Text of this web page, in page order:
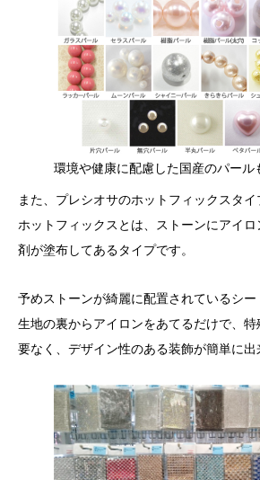
環境や健康に配慮した国産のパール
また、プレシオサのホットフィックスタイ
ホットフィックスとは、ストーンにアイ
剤が塗布してあるタイプです。
予めストーンが綺麗に配置されているシー
生地の裏からアイロンをあてるだけで、
要なく、デザイン性のある装飾が簡単に出